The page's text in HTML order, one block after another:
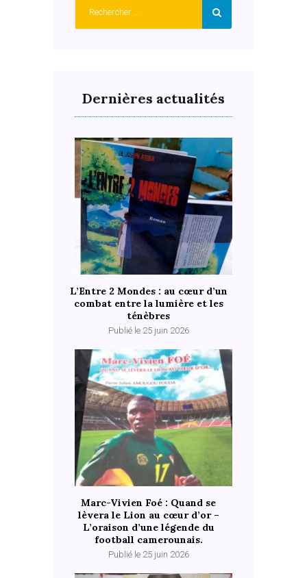
Dernières actualités
L’Entre 2 Mondes : au cœur d’un
combat entre la lumière et les
ténèbres
Publié le 25 juin 2026
Marc-Vivien Foé : Quand se
lèvera le Lion au cœur d’or –
L’oraison d’une légende du
football camerounais.
Publié le 25 juin 2026